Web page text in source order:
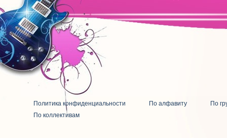
Политика конфиденциальности По алфавиту
По
По коллективам